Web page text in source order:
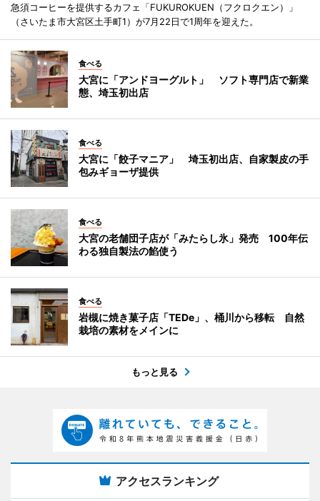
急須コーヒーを提供するカフェ「FUKUROKUEN（フクロクエン）」
（さいたま市大宮区土手町1）が7月22日で1周年を迎えた。
食べる
大宮に「アンドヨーグルト」 ソフト専門店で新業
態、埼玉初出店
食べる
大宮に「餃子マニア」 埼玉初出店、自家製皮の手
包みギョーザ提供
食べる
大宮の老舗団子店が「みたらし氷」発売 100年伝
わる独自製法の餡使う
食べる
岩槻に焼き菓子店「TEDe」、桶川から移転 自然
栽培の素材をメインに
もっと見る
アクセスランキング